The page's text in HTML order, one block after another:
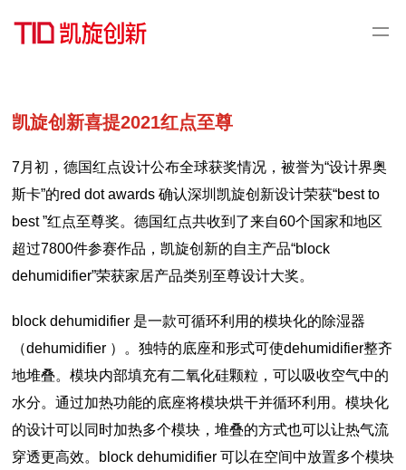
凯旋创新喜提2021红点至尊
7月初，德国红点设计公布全球获奖情况，被誉为“设计界奥
斯卡”的red dot awards 确认深圳凯旋创新设计荣获“best to
best ”红点至尊奖。德国红点共收到了来自60个国家和地区
超过7800件参赛作品，凯旋创新的自主产品“block
dehumidifier”荣获家居产品类别至尊设计大奖。
block dehumidifier 是一款可循环利用的模块化的除湿器
（dehumidifier ）。独特的底座和形式可使dehumidifier整齐
地堆叠。模块内部填充有二氧化硅颗粒，可以吸收空气中的
水分。通过加热功能的底座将模块烘干并循环利用。模块化
的设计可以同时加热多个模块，堆叠的方式也可以让热气流
穿透更高效。
block dehumidifier 可以在空间中放置多个模块